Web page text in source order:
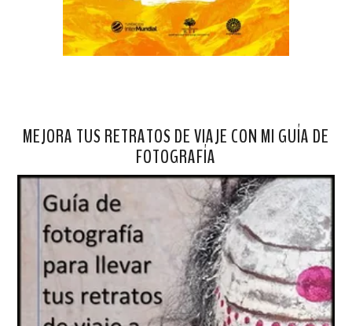
MEJORA TUS RETRATOS DE VIAJE CON MI GUÍA DE
FOTOGRAFÍA